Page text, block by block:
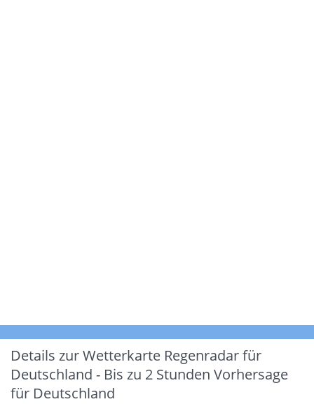
Details zur Wetterkarte Regenradar für
Deutschland - Bis zu 2 Stunden Vorhersage
für Deutschland